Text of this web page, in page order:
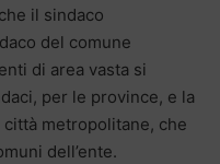
il sindaco
del comune
di area vasta si
per le province, e la
metropolitane, che
dell’ente.